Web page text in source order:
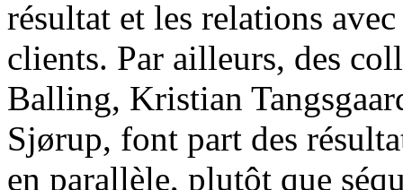
résultat et les relations
clients. Par ailleurs, des
Balling, Kristian
Sjørup, font part des
en parallèle, plutôt que